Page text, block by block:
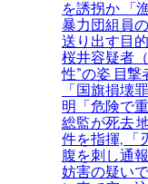
を誘拐か 「
暴力団組員
送り出す目
桜井容疑者
性”の姿 目
「国旗損壊
明「危険で
総監が死去
件を指揮, 「
腹を刺し通
妨害の疑い